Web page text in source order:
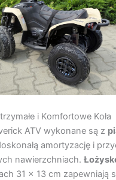
i Komfortowe Koła
ATV wykonane są z
amortyzację i
nawierzchniach.
31 x 13 cm zapewniają